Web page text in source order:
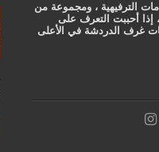
الترفيهية ، ومجموعة من
إذا أحببت التعرف على
غرف الدردشة في الأعلى